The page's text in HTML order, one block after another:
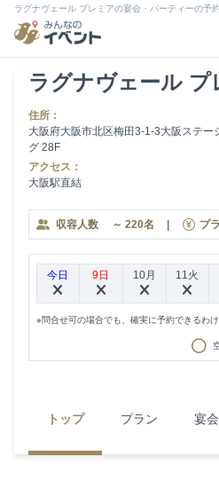
ラグナヴェール プレミアの宴会・パーティーの予
ラグナヴェール プ
住所：
大阪府大阪市北区梅田3-1-3大阪ステ
グ 28F
アクセス：
大阪駅直結
収容人数 ～ 220名 | プ
今日 9日 10月 11火
※問合せ可の場合でも、確実に予約できるわけ
トップ プラン 宴